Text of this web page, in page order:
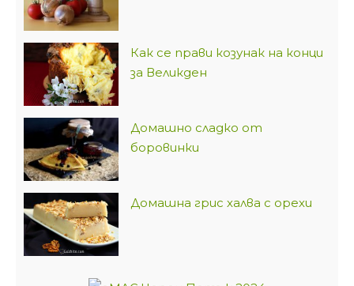
Как се прави козунак на конци
за Великден
Домашно сладко от
боровинки
Домашна грис халва с орехи